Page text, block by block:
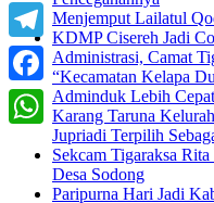
Menjemput Lailatul
KDMP Cisereh Jadi
Administrasi, Camat
“Kecamatan Kelapa
Adminduk Lebih
Karang Taruna
Jupriadi Terpilih
Sekcam Tigaraksa
Desa Sodong
Paripurna Hari Jadi
Telegram
Facebook
WhatsApp